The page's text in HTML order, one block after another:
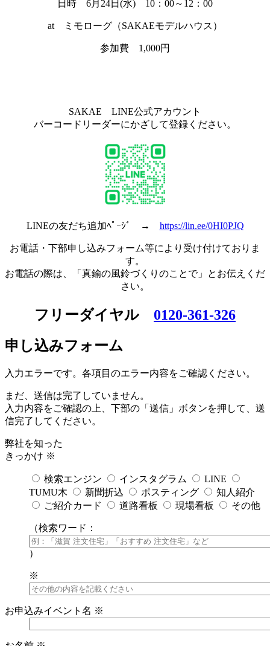
日時 6月24日(水) 10：00～12：00
at ミモローグ（SAKAEモデルハウス）
参加費 1,000円
SAKAE LINE公式アカウント
バーコードリーダーにかざして登録ください。
LINEの友だち追加ﾍﾟｰｼﾞ → https://lin.ee/0HI0PJQ
お電話・下部申し込みフォーム等により受け付けておりま
す。
お電話の際は、「真鍮の風鈴づくりのことで」とお伝えくだ
さい。
フリーダイヤル 0120-361-326
申し込みフォーム
入力エラーです。各項目のエラー内容をご確認ください。
まだ、送信は完了していません。
入力内容をご確認の上、下部の「送信」ボタンを押して、送
信完了してください。
弊社を知った
きっかけ ※
検索エンジン インスタグラム
LINE
TUMU木
新聞折込 ポスティング
知人紹介
ご紹介カード
道路看板 現場看板 その他
（検索ワード：
）
※
お申込みイベント名 ※